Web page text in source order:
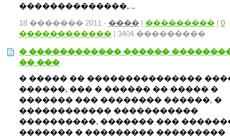
��������������, ..
18 ������� 2011 - ���� | ��������� | 0
������������ | 3404 ���������
� ������������ ������
�� ���
� ����� �� ���������������
������, ��� � ������ �� ����� �
������� ��� �������� ������, �
������������ �����������
����������, ������� ���
������� � ��������� ���������